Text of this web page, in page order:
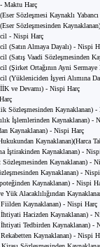
Maktu Harç
Sözleşmesi Kaynaklı
Sözleşmesinden
- Nispi Harç
(Satın Almaya Dayalı) - Nispi
(Satış Vaadi Sözleşmesinden
(Şirket Ortağının Ayni
(Yükleniciden İşyeri Alımına
ve Devamı) - Nispi Harç
Sözleşmesinden Kaynaklanan)
İşlemlerinden Kaynaklanan) -
Kaynaklanan) - Nispi Harç
Kaynaklanan)(Harca
İştirakinden Kaynaklanan) -
Sözleşmesinden Kaynaklanan) -
Kaynaklanan) -
Kaynaklanan) - Nispi
Yük Alacaklılığından
Fiilden Kaynaklanan) - Nispi Harç
İhtiyati Hacizden Kaynaklanan) -
İhtiyati Tedbirden Kaynaklanan) -
Kaynaklanan) - Nispi